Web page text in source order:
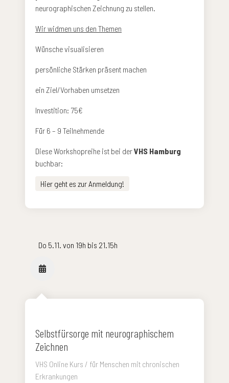
neurographischen Zeichnung zu stellen.
Wir widmen uns den Themen
Wünsche visualisieren
persönliche Stärken präsent machen
ein Ziel/Vorhaben umsetzen
Investition: 75€
Für 6 – 9 Teilnehmende
Diese Workshopreihe ist bei derVHS Hamburg
buchbar:
Hier geht es zur Anmeldung!
Do 5.11. von 19h bis 21.15h
Selbstfürsorge mit neurographischem
Zeichnen
VHS Online Kurs / für Menschen mit chronischen
Erkrankungen